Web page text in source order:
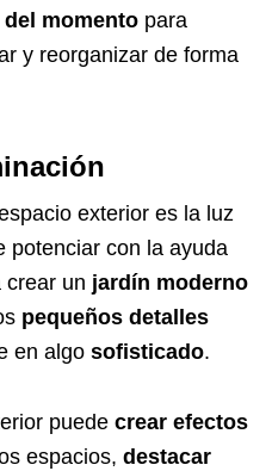
momento para
y reorganizar de forma
exterior es la luz
potenciar con la ayuda
crear un jardín moderno
pequeños detalles
en algo sofisticado.
puede crear efectos
espacios, destacar